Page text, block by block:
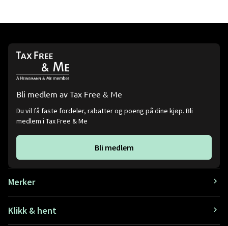
Bli medlem av Tax Free & Me
Du vil få faste fordeler, rabatter og poeng på dine kjøp. Bli
medlem i Tax Free & Me
Bli medlem
Merker
Klikk & hent